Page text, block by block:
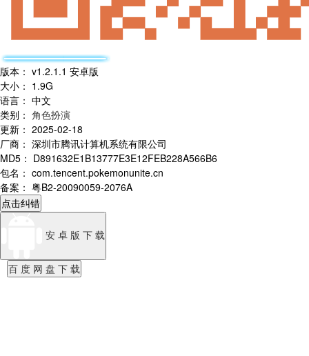
版本 ： v1.2.1.1 安卓版
大小 ： 1.9G
语言 ： 中文
类别 ： 角色扮演
更新 ： 2025-02-18
厂商 ： 深圳市腾讯计算机系统有限公司
MD5 ： D891632E1B13777E3E12FEB228A566B6
包名 ： com.tencent.pokemonunite.cn
备案 ： 粤B2-20090059-2076A
点击纠错
安 卓 版 下 载
百 度 网 盘 下 载